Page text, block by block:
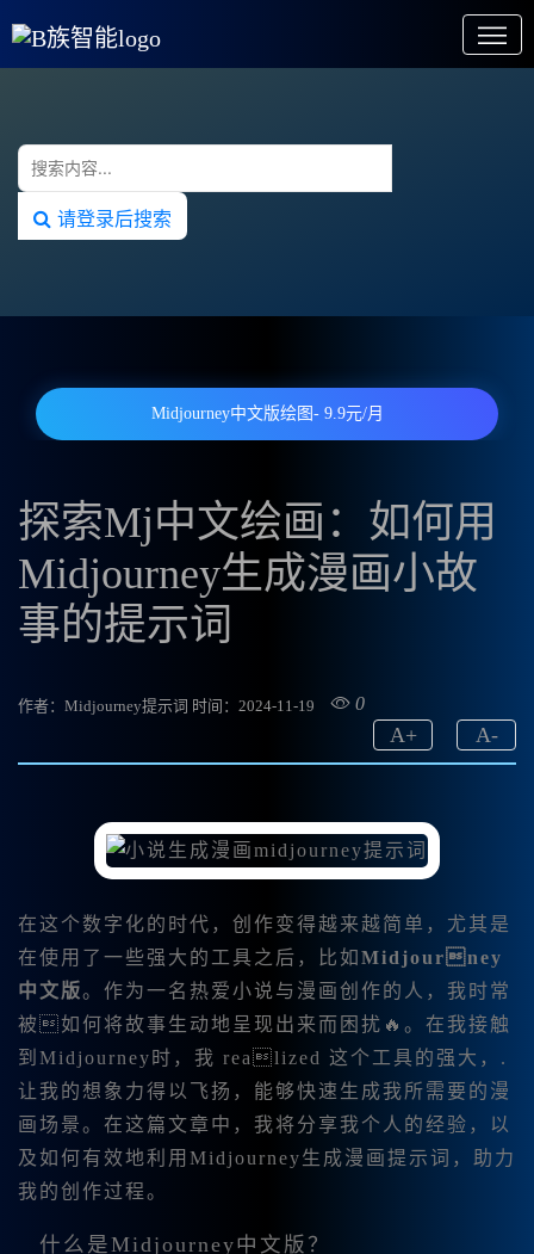
请登录后搜索
Midjourney中文版绘图- 9.9元/月
探索Mj中文绘画：如何用
Midjourney生成漫画小故
事的提示词
作者：Midjourney提示词 时间：2024-11-19 0
A-
A+
在这个数字化的时代，创作变得越来越简单，尤其是
在使用了一些强大的工具之后，比如 Midjourney
中文版。作为一名热爱小说与漫画创作的人，我时常
被如何将故事生动地呈现出来而困扰🔥。在我接触
到Midjourney时，我 realized 这个工具的强大，.
让我的想象力得以飞扬，能够快速生成我所需要的漫
画场景。在这篇文章中，我将分享我个人的经验，以
及如何有效地利用Midjourney生成漫画提示词，助力
我的创作过程。
什么是Midjourney中文版？